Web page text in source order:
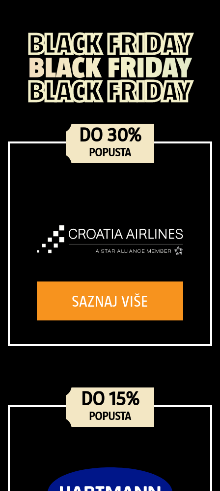
BLACK FRIDAY
BLACK FRIDAY
BLACK FRIDAY
DO 30%
POPUSTA
SAZNAJ VIŠE
DO 15%
POPUSTA